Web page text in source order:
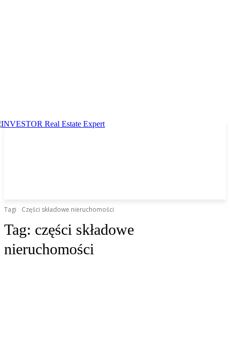
Tagi Części składowe nieruchomości
Tag: części składowe
nieruchomości